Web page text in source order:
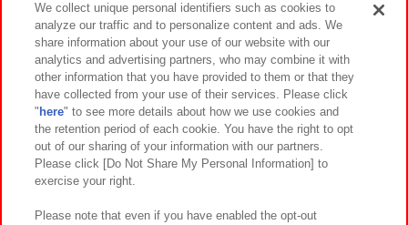
イベント・キャンペーン
関連会社 サステナビリティ サイトポリシー
プライバシーポリシー ウェブアクセシビリティ方針と検証結果
お取引先さまとともに
カスタマーハラスメント対応方針 よくあるご質問・お問い合わせ
We collect unique personal identifiers such as cookies to
analyze our traffic and to personalize content and ads. We
share information about your use of our website with our
analytics and advertising partners, who may combine it with
other information that you have provided to them or that they
have collected from your use of their services. Please click
" here" to see more details about how we use cookies and
the retention period of each cookie. You have the right to opt
out of our sharing of your information with our partners.
Please click [Do Not Share My Personal Information] to
exercise your right.
Please note that even if you have enabled the opt-out